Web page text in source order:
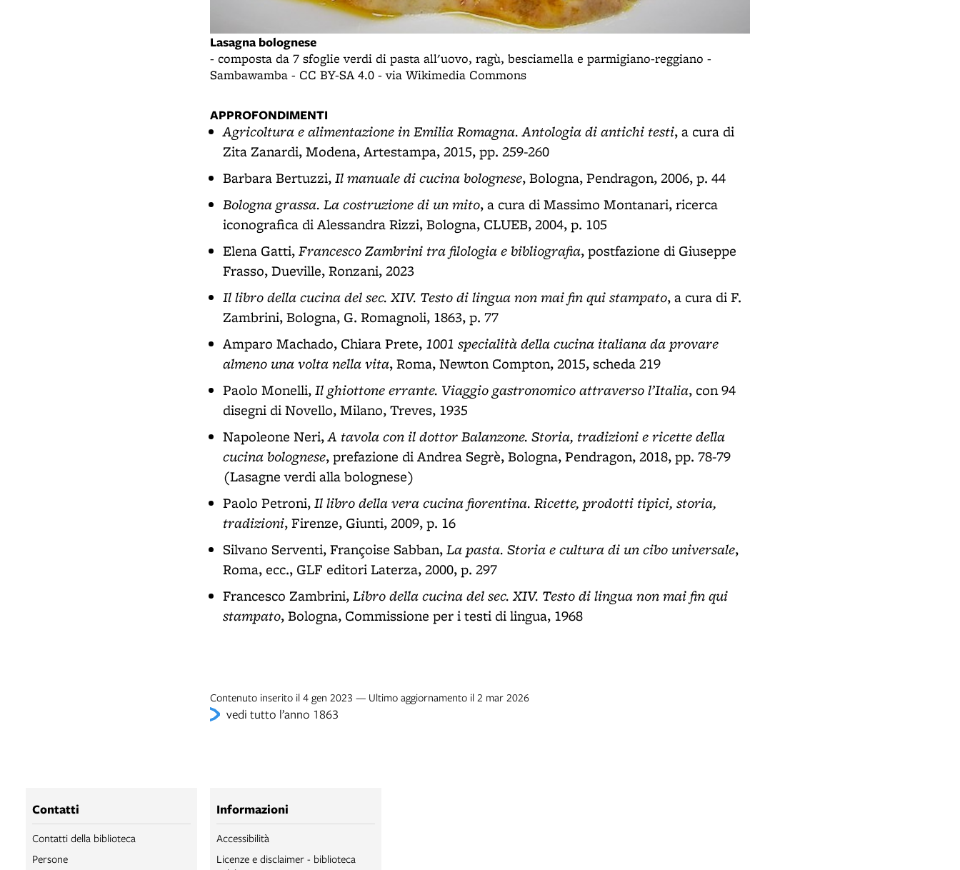
Lasagna bolognese
- composta da 7 sfoglie verdi di pasta all'uovo, ragù, besciamella e parmigiano-reggiano -
Sambawamba - CC BY-SA 4.0 - via Wikimedia Commons
APPROFONDIMENTI
Agricoltura e alimentazione in Emilia Romagna. Antologia di antichi testi, a cura di
Zita Zanardi, Modena, Artestampa, 2015, pp. 259-260
Barbara Bertuzzi,Il manuale di cucina bolognese, Bologna, Pendragon, 2006, p. 44
Bologna grassa. La costruzione di un mito, a cura di Massimo Montanari, ricerca
iconografica di Alessandra Rizzi, Bologna, CLUEB, 2004, p. 105
Elena Gatti,Francesco Zambrini tra filologia e bibliografia, postfazione di Giuseppe
Frasso, Dueville, Ronzani, 2023
Il libro della cucina del sec. XIV. Testo di lingua non mai fin qui stampato, a cura di F.
Zambrini, Bologna, G. Romagnoli, 1863, p. 77
Amparo Machado, Chiara Prete, 1001 specialità della cucina italiana da provare
almeno una volta nella vita, Roma, Newton Compton, 2015, scheda 219
Paolo Monelli,Il ghiottone errante. Viaggio gastronomico attraverso l’Italia, con 94
disegni di Novello, Milano, Treves, 1935
Napoleone Neri,A tavola con il dottor Balanzone. Storia, tradizioni e ricette della
cucina bolognese, prefazione di Andrea Segrè, Bologna, Pendragon, 2018, pp. 78-79
(Lasagne verdi alla bolognese)
Paolo Petroni,Il libro della vera cucina fiorentina. Ricette, prodotti tipici, storia,
tradizioni, Firenze, Giunti, 2009, p. 16
Silvano Serventi, Françoise Sabban,La pasta. Storia e cultura di un cibo universale,
Roma, ecc., GLF editori Laterza, 2000, p. 297
Francesco Zambrini,Libro della cucina del sec. XIV. Testo di lingua non mai fin qui
stampato, Bologna, Commissione per i testi di lingua, 1968
Contenuto inserito il 4 gen 2023 — Ultimo aggiornamento il 2 mar 2026
vedi tutto l’anno 1863
Contatti
Contatti della biblioteca
Persone
Informazioni
Accessibilità
Licenze e disclaimer - biblioteca